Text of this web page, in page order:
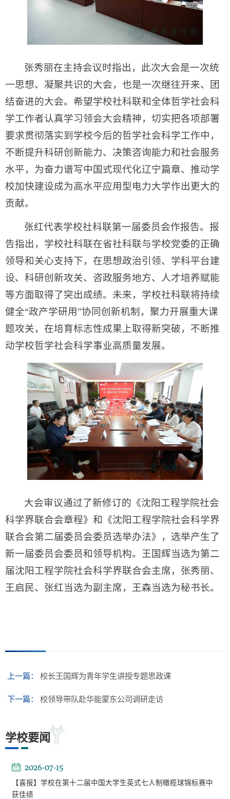
张秀丽在主持会议时指出，此次大会是一次统
一思想、凝聚共识的大会，也是一次继往开来、团
结奋进的大会。希望学校社科联和全体哲学社会科
学工作者认真学习领会大会精神，切实把各项部署
要求贯彻落实到学校今后的哲学社会科学工作中，
不断提升科研创新能力、决策咨询能力和社会服务
水平，为奋力谱写中国式现代化辽宁篇章、推动学
校加快建设成为高水平应用型电力大学作出更大的
贡献。
张红代表学校社科联第一届委员会作报告。报
告指出，学校社科联在省社科联与学校党委的正确
领导和关心支持下，在思想政治引领、学科平台建
设、科研创新攻关、咨政服务地方、人才培养赋能
等方面取得了突出成绩。未来，学校社科联将持续
健全“政产学研用”协同创新机制，聚力开展重大课
题攻关，在培育标志性成果上取得新突破，不断推
动学校哲学社会科学事业高质量发展。
大会审议通过了新修订的《沈阳工程学院社会
科学界联合会章程》和《沈阳工程学院社会科学界
联合会第二届委员会委员选举办法》，选举产生了
新一届委员会委员和领导机构。王国辉当选为第二
届沈阳工程学院社会科学界联合会主席，张秀丽、
王启民、张红当选为副主席，王森当选为秘书长。
上一篇： 校长王国辉为青年学生讲授专题思政课
下一篇： 校领导带队赴华能蒙东公司调研走访
学校要闻
2026-07-15
【喜报】学校在第十二届中国大学生英式七人制橄榄球锦标赛中
获佳绩